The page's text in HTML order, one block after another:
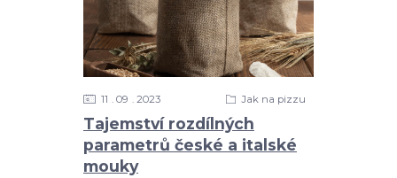
Tajemství rozdílných
parametrů české a italské
mouky
11 09 2023 Jak na pizzu